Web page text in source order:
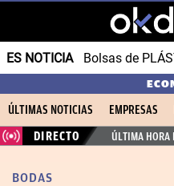
ES NOTICIA Bolsas de
ÚLTIMAS NOTICIAS EMPRESAS
DIRECTO
ÚLTIMA HORA
BODAS